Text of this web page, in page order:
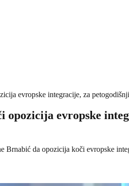
evropske integracije, za
evropske
Brnabić da opozicija koči evropske